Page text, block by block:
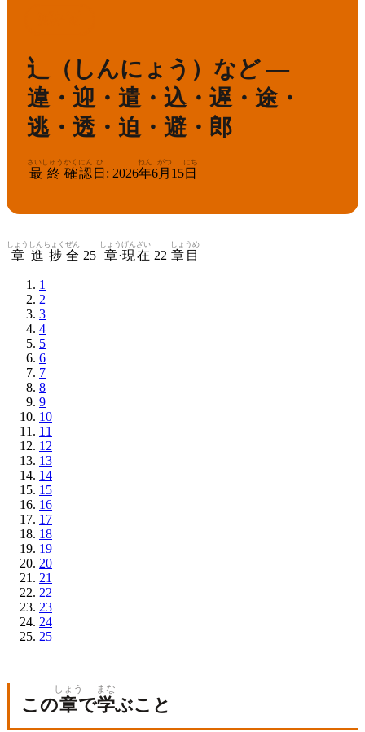
辶（しんにょう）など —
違・迎・遣・込・遅・途・
逃・透・迫・避・郎
最終
さいしゅう
確認
かくにん
日
び
: 2026年
ねん
6月
がつ
15日
にち
章
しょう
進捗
しんちょく
全
ぜん
25 章
しょう
·現在
げんざい
22 章目
しょうめ
1
2
3
4
5
6
7
8
9
10
11
12
13
14
15
16
17
18
19
20
21
22
23
24
25
この章
しょう
で学
まな
ぶこと